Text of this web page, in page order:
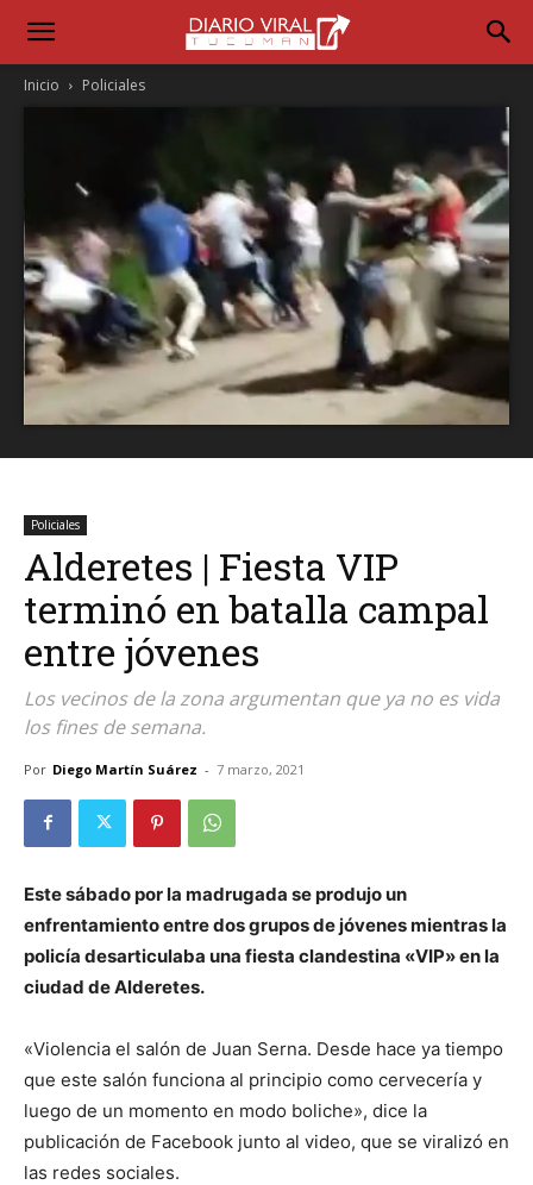
Inicio Policiales
Policiales
Alderetes | Fiesta VIP
terminó en batalla campal
entre jóvenes
Los vecinos de la zona argumentan que ya no es vida
los fines de semana.
Por Diego Martín Suárez - 7 marzo, 2021
Este sábado por la madrugada se produjo un
enfrentamiento entre dos grupos de jóvenes mientras la
policía desarticulaba una fiesta clandestina «VIP» en la
ciudad de Alderetes.
«Violencia el salón de Juan Serna. Desde hace ya tiempo
que este salón funciona al principio como cervecería y
luego de un momento en modo boliche», dice la
publicación de Facebook junto al video, que se viralizó en
las redes sociales.